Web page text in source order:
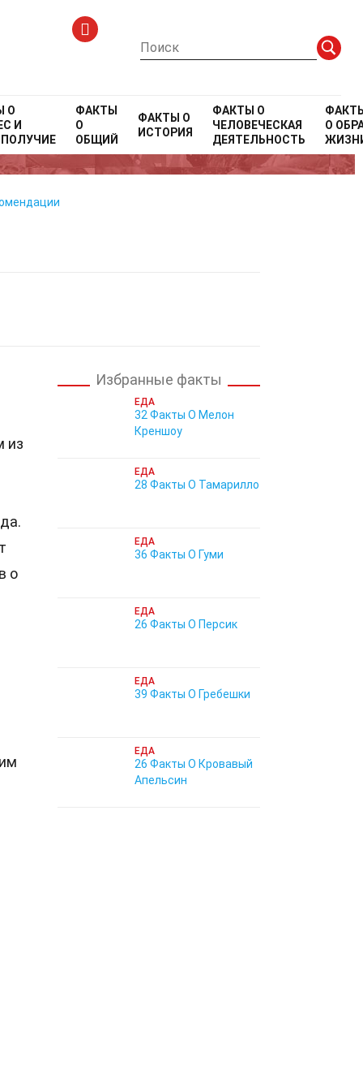
О
И
ФАКТЫ
О
ОБЩИЙ
ФАКТЫ О
ИСТОРИЯ
ФАКТЫ О
ЧЕЛОВЕЧЕСКАЯ
ДЕЯТЕЛЬНОСТЬ
О
из
о
Избранные факты
ЕДА
32 Факты О Мелон
Креншоу
ЕДА
28 Факты О Тамарилло
ЕДА
36 Факты О Гуми
ЕДА
26 Факты О Персик
ЕДА
39 Факты О Гребешки
ЕДА
26 Факты О Кровавый
Апельсин